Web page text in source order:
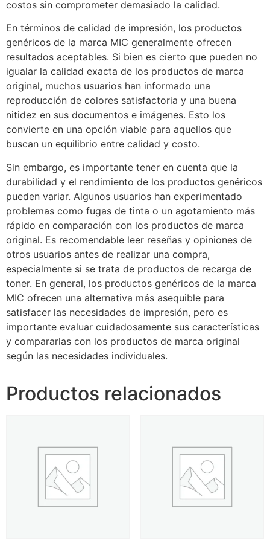
costos sin comprometer demasiado la calidad.
En términos de calidad de impresión, los productos
genéricos de la marca MIC generalmente ofrecen
resultados aceptables. Si bien es cierto que pueden no
igualar la calidad exacta de los productos de marca
original, muchos usuarios han informado una
reproducción de colores satisfactoria y una buena
nitidez en sus documentos e imágenes. Esto los
convierte en una opción viable para aquellos que
buscan un equilibrio entre calidad y costo.
Sin embargo, es importante tener en cuenta que la
durabilidad y el rendimiento de los productos genéricos
pueden variar. Algunos usuarios han experimentado
problemas como fugas de tinta o un agotamiento más
rápido en comparación con los productos de marca
original. Es recomendable leer reseñas y opiniones de
otros usuarios antes de realizar una compra,
especialmente si se trata de productos de recarga de
toner. En general, los productos genéricos de la marca
MIC ofrecen una alternativa más asequible para
satisfacer las necesidades de impresión, pero es
importante evaluar cuidadosamente sus características
y compararlas con los productos de marca original
según las necesidades individuales.
Productos relacionados